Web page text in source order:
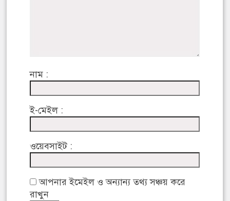
নাম :
ই-মেইল :
ওয়েবসাইট :
আপনার ইমেইল ও অন্যান্য তথ্য সঞ্চয় করে
রাখুন